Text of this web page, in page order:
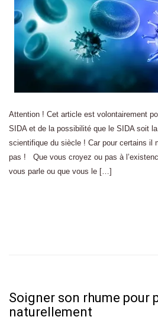
Attention ! Cet article est volontairement
SIDA et de la possibilité que le SIDA soit
scientifique du siècle ! Car pour certains il
pas ! Que vous croyez ou pas à
vous parle ou que vous le […]
Soigner son rhume pour
naturellement